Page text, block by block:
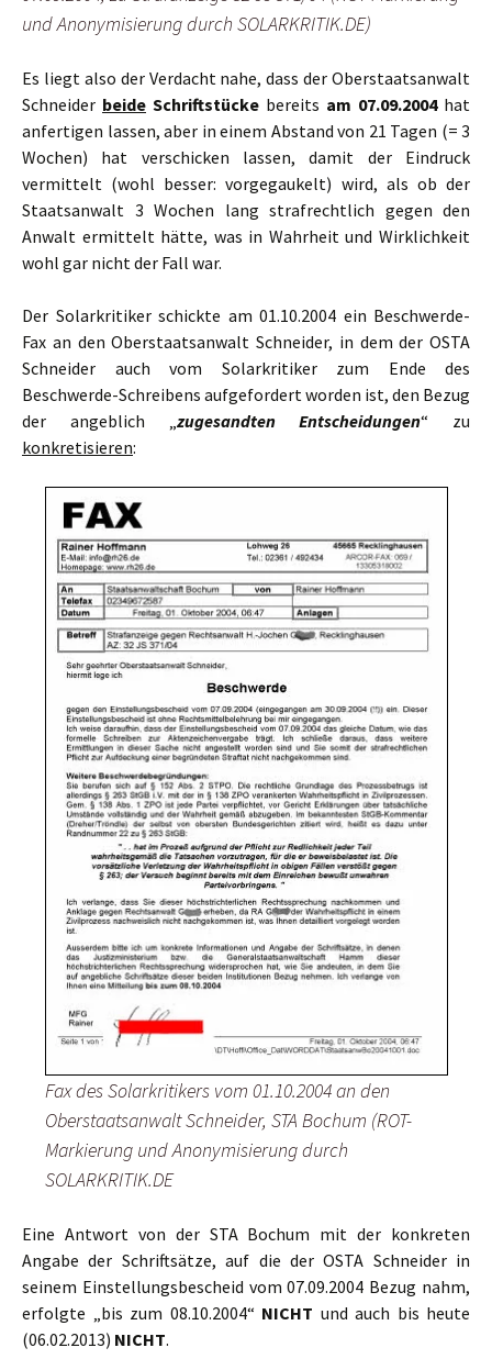
und Anonymisierung durch SOLARKRITIK.DE)
Es liegt also der Verdacht nahe, dass der Oberstaatsanwalt
Schneider beide Schriftstücke bereits am 07.09.2004hat
anfertigen lassen, aber in einem Abstand von 21 Tagen (= 3
Wochen) hat verschicken lassen, damit der Eindruck
vermittelt (wohl besser: vorgegaukelt) wird, als ob der
Staatsanwalt 3 Wochen lang strafrechtlich gegen den
Anwalt ermittelt hätte, was in Wahrheit und Wirklichkeit
wohl gar nicht der Fall war.
Der Solarkritiker schickte am 01.10.2004 ein Beschwerde-
Fax an den Oberstaatsanwalt Schneider, in dem der OSTA
Schneider auch vom Solarkritiker zum Ende des
Beschwerde-Schreibens aufgefordert worden ist, den Bezug
der angeblich „ zugesandten Entscheidungen“ zu
konkretisieren:
Fax des Solarkritikers vom 01.10.2004 an den
Oberstaatsanwalt Schneider, STA Bochum (ROT-
Markierung und Anonymisierung durch
SOLARKRITIK.DE
Eine Antwort von der STA Bochum mit der konkreten
Angabe der Schriftsätze, auf die der OSTA Schneider in
seinem Einstellungsbescheid vom 07.09.2004 Bezug nahm,
erfolgte „bis zum 08.10.2004“ NICHT und auch bis heute
(06.02.2013) NICHT.